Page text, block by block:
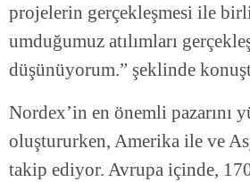
projelerin gerçekleşmesi ile
umduğumuz atılımları
düşünüyorum.” şeklinde
Nordex’in en önemli pazarını
oluştururken, Amerika ile ve
takip ediyor. Avrupa içinde,